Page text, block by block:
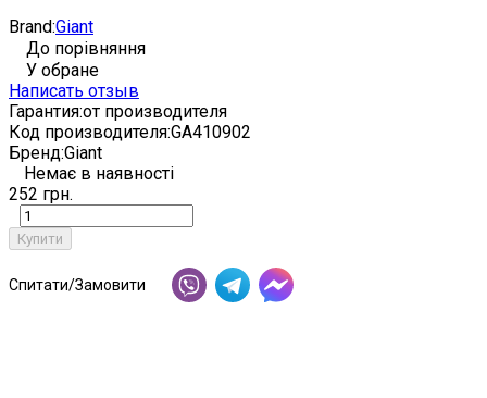
Brand:Giant
До порівняння
У обране
Написать отзыв
Гарантия:от производителя
Код производителя:GA410902
Бренд:Giant
Немає в наявності
252 грн.
Купити
Спитати/Замовити